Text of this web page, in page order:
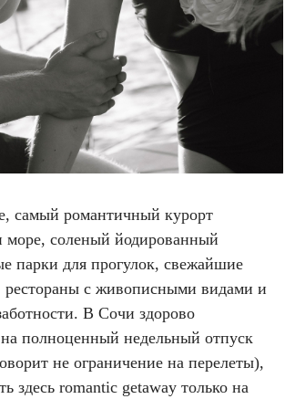
самый романтичный курорт
море, соленый йодированный
парки для прогулок, свежайшие
рестораны с живописными видами и
В Сочи здорово
полноценный недельный отпуск
не ограничение на перелеты),
здесь romantic getaway только на